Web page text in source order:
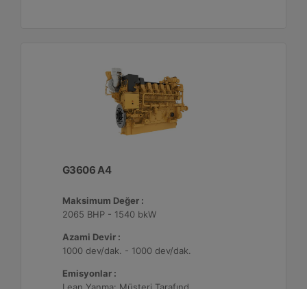
G3606 A4
Maksimum Değer :
2065 BHP - 1540 bkW
Azami Devir :
1000 dev/dak. - 1000 dev/dak.
Emisyonlar :